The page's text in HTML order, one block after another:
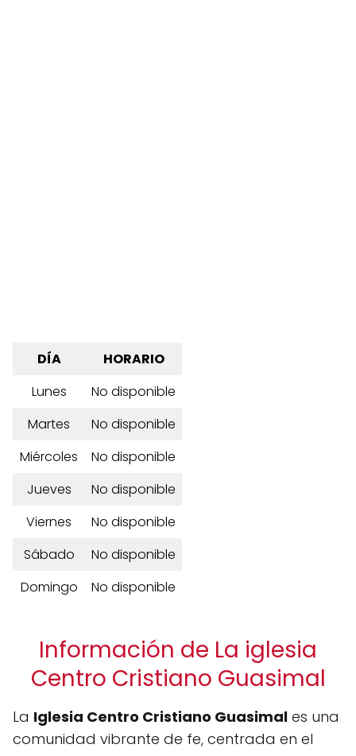
DÍA
HORARIO
Lunes
No disponible
Martes
No disponible
Miércoles
No disponible
Jueves
No disponible
Viernes
No disponible
Sábado
No disponible
Domingo
No disponible
Información de La iglesia
Centro Cristiano Guasimal
La Iglesia Centro Cristiano Guasimal es una
comunidad vibrante de fe, centrada en el